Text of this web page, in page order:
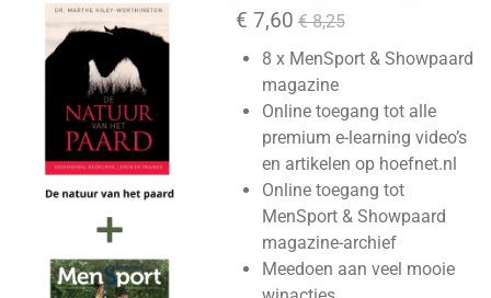
€ 7,60 € 8,25
8 x MenSport & Showpaard
magazine
Online toegang tot alle
premium e-learning video’s
en artikelen op hoefnet.nl
Online toegang tot
MenSport & Showpaard
magazine-archief
Meedoen aan veel mooie